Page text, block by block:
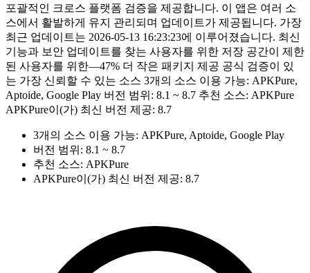
포괄적인 크로스 플랫폼 검증을 제공합니다. 이 앱은 여러 소
스에서 활발하게 유지 관리되며 업데이트가 제공됩니다. 가장
최근 업데이트는 2026-05-13 16:23:23에 이루어졌습니다. 최신
기능과 보안 업데이트를 찾는 사용자를 위한 저장 공간이 제한
된 사용자를 위한—47% 더 작은 패키지 제공 공식 검증이 있
는 가장 신뢰할 수 있는 소스 3개의 소스 이용 가능: APKPure,
Aptoide, Google Play 버전 범위: 8.1 ~ 8.7 추천 소스: APKPure
APKPure이(가) 최신 버전 제공: 8.7
3개의 소스 이용 가능: APKPure, Aptoide, Google Play
버전 범위: 8.1 ~ 8.7
추천 소스: APKPure
APKPure이(가) 최신 버전 제공: 8.7